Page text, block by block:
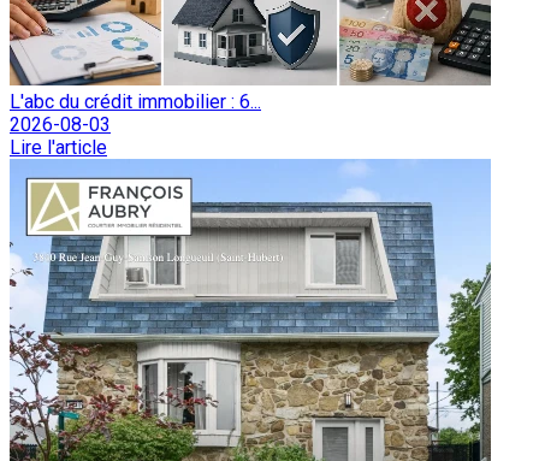
L'abc du crédit immobilier : 6...
2026-08-03
Lire l'article